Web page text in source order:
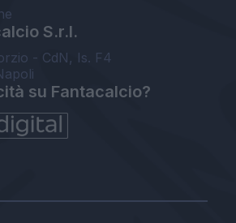
S.r.l.
- CdN, Is. F4
su Fantacalcio?